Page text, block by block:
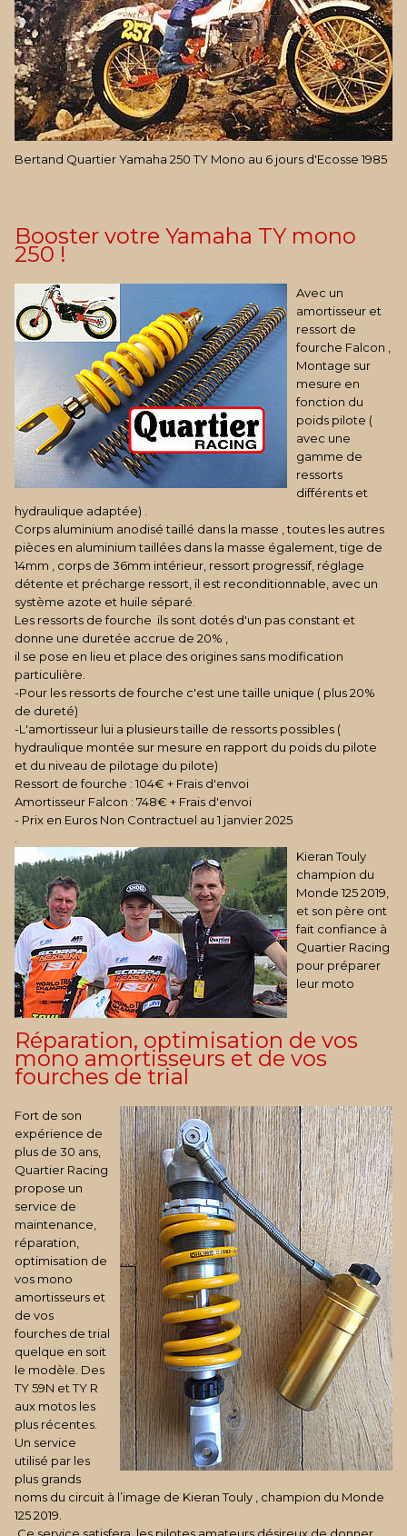
Bertand Quartier Yamaha 250 TY Mono au 6 jours d'Ecosse 1985
Booster votre Yamaha TY mono
250 !
Avec un
amortisseur et
ressort de
fourche Falcon ,
Montage sur
mesure en
fonction du
poids pilote (
avec une
gamme de
ressorts
différents et
hydraulique adaptée) .
Corps aluminium anodisé taillé dans la masse , toutes les autres
pièces en aluminium taillées dans la masse également, tige de
14mm , corps de 36mm intérieur, ressort progressif, réglage
détente et précharge ressort, il est reconditionnable, avec un
système azote et huile séparé.
Les ressorts de fourche ils sont dotés d'un pas constant et
donne une duretée accrue de 20% ,
il se pose en lieu et place des origines sans modification
particulière.
-Pour les ressorts de fourche c'est une taille unique ( plus 20%
de dureté)
-L'amortisseur lui a plusieurs taille de ressorts possibles (
hydraulique montée sur mesure en rapport du poids du pilote
et du niveau de pilotage du pilote)
Ressort de fourche : 104€ + Frais d'envoi
Amortisseur Falcon : 748€ + Frais d'envoi
- Prix en Euros Non Contractuel au 1 janvier 2025
Kieran Touly
champion du
Monde 125 2019,
et son père ont
fait confiance à
Quartier Racing
pour préparer
leur moto
Réparation, optimisation de vos
mono amortisseurs et de vos
fourches de trial
Fort de son
expérience de
plus de 30 ans,
Quartier Racing
propose un
service de
maintenance,
réparation,
optimisation de
vos mono
amortisseurs et
de vos
fourches de trial
quelque en soit
le modèle. Des
TY 59N et TY R
aux motos les
plus récentes.
Un service
utilisé par les
plus grands
noms du circuit à l’image de Kieran Touly , champion du Monde
125 2019.